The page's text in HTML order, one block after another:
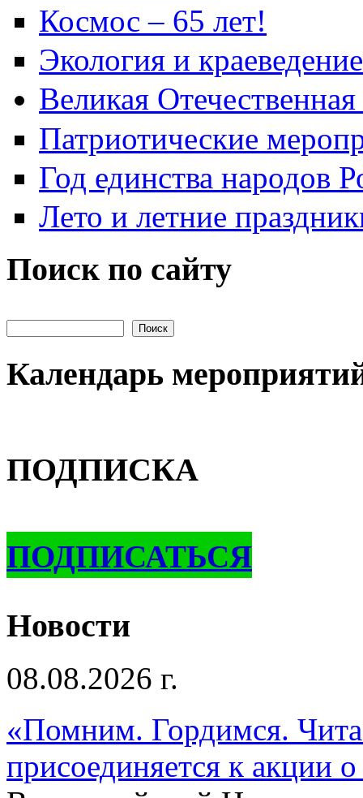
Космос – 65 лет!
Экология и краеведение
Великая
Патриотические
Год единства народов
Лето и летние
Поиск по сайту
Календарь
ПОДПИСКА
ПОДПИСАТЬСЯ
Новости
08.08.2026 г.
«Помним. Гордимся.
присоединяется к акции